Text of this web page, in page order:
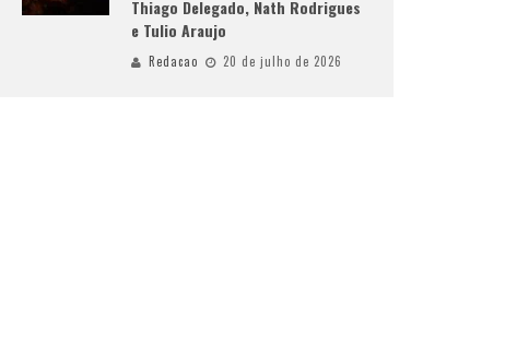
Thiago Delegado, Nath Rodrigues
e Tulio Araujo
Redacao 20 de julho de 2026